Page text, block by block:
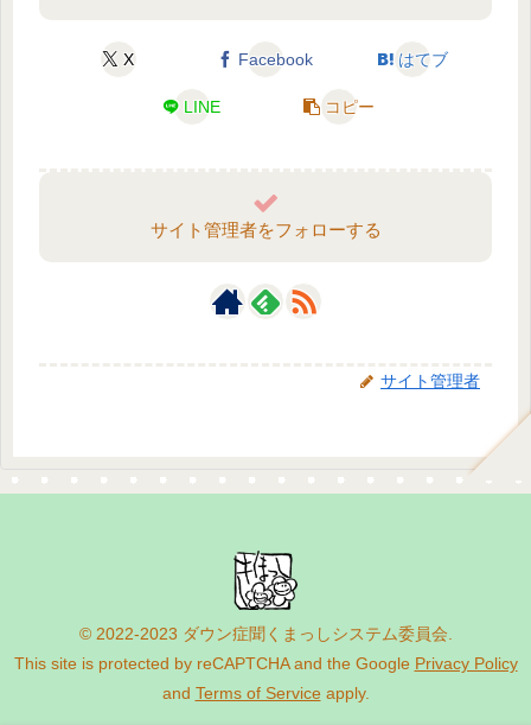
X Facebook はてブ
LINE コピー
サイト管理者をフォローする
サイト管理者
© 2022-2023 ダウン症聞くまっしシステム委員会.
This site is protected by reCAPTCHA and the Google Privacy Policy
and Terms of Service apply.